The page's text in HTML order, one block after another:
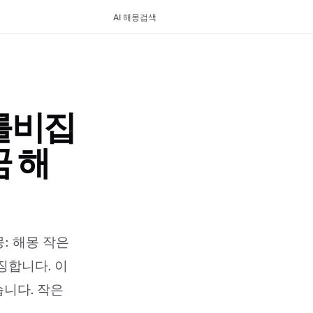
AI 해몽검색
비집
해
: 해몽 작은
합니다. 이
다. 작은